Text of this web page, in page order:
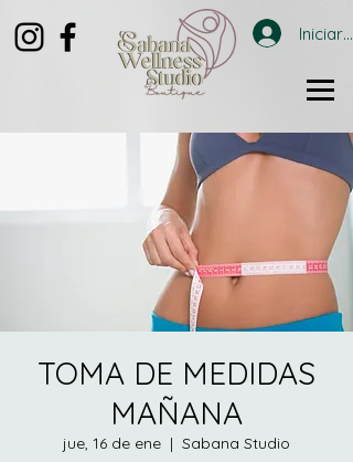
Iniciar
TOMA DE MEDIDAS
MAÑANA
jue, 16 de ene
  |
Sabana Studio